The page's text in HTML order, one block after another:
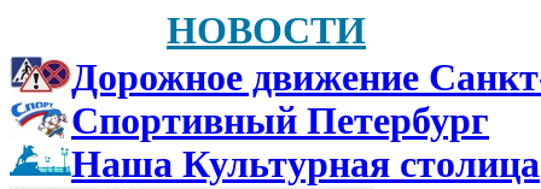
НОВОСТИ
Дорожное движение
Спортивный Петербург
Наша Культурная столица